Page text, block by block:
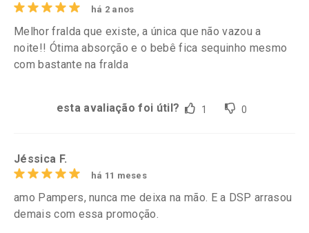
há 2 anos
Melhor fralda que existe, a única que não vazou a
noite!! Ótima absorção e o bebê fica sequinho mesmo
com bastante na fralda
esta avaliação foi útil? 1 0
Jéssica F.
há 11 meses
amo Pampers, nunca me deixa na mão. E a DSP arrasou
demais com essa promoção.